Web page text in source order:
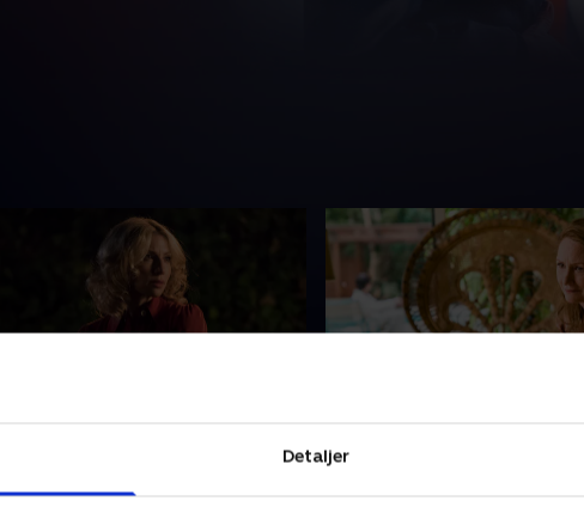
Detaljer
with the Wind
beslutter sig for, at hun vil
Goldie kæmper med